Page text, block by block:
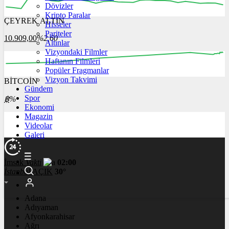
12:00 13:00
ÇEYREK ALTIN
10.909,00%2,60
00:00 00:00 00:00
BİTCOİN
฿%
Dövizler
Kripto Paralar
Hisseler
Pariteler
Altınlar
Vizyondaki Filmler
Haftanın Filmleri
Popüler Fragmanlar
Vizyon Takvimi
Gündem
Spor
Ekonomi
Magazin
Videolar
Galeri
İmsakVakti
02:00
İstanbul AÇIK 30°
Adana
Adıyaman
Afyonkarahisar
Ağrı